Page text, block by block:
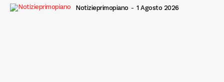
Notizieprimopiano - 1 Agosto 2026